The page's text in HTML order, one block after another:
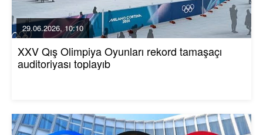
29.06.2026, 10:10
XXV Qış Olimpiya Oyunları rekord tamaşaçı
auditoriyası toplayıb